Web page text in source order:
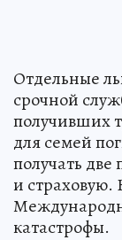
Отдельные
срочной
получивших
для семей
получать
и
катастрофы.